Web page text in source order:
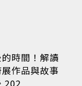
時間！解讀
作品與故事